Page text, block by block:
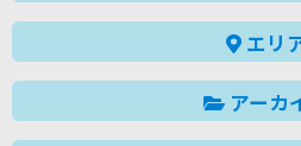
エリ
アーカ